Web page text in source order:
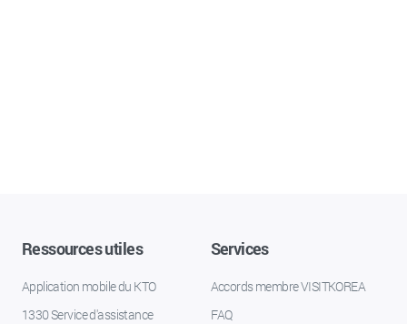
Ressources utiles
Application mobile du KTO
1330 Service d'assistance
Services
Accords membre VISITKOREA
FAQ